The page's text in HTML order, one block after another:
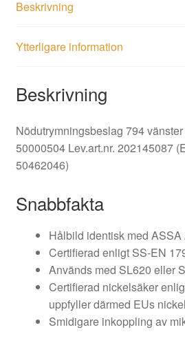
Beskrivning
Ytterligare information
Beskrivning
Nödutrymningsbeslag 794 vänster
50000504 Lev.art.nr. 202145087
50462046)
Snabbfakta
Hålbild identisk med ASSA
Certifierad enligt SS-EN
Används med SL620 eller
Certifierad nickelsäker
uppfyller därmed EUs
Smidigare inkoppling av